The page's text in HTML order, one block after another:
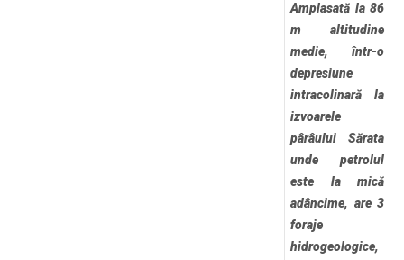
Amplasată la 86
m altitudine
medie, într-o
depresiune
intracolinară la
izvoarele
pârâului Sărata
unde petrolul
este la mică
adâncime, are 3
foraje
hidrogeologice,